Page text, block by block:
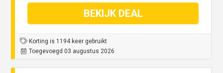
BEKIJK DEAL
Korting is 1194 keer gebruikt
Toegevoegd 03 augustus 2026